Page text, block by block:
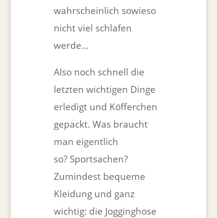
wahrscheinlich sowieso
nicht viel schlafen
werde…
Also noch schnell die
letzten wichtigen Dinge
erledigt und Köfferchen
gepackt. Was braucht
man eigentlich
so? Sportsachen?
Zumindest bequeme
Kleidung und ganz
wichtig: die Jogginghose